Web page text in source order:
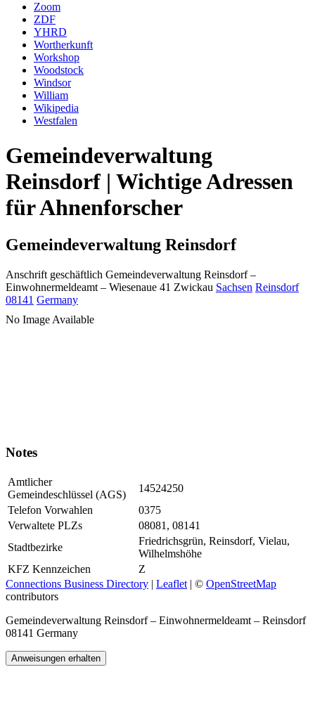
Zoom
ZDF
YHRD
Wortherkunft
Workshop
Woodstock
Windsor
William
Wikipedia
Westfalen
Gemeindeverwaltung
Reinsdorf | Wichtige Adressen
für Ahnenforscher
Gemeindeverwaltung Reinsdorf
Anschrift geschäftlich Gemeindeverwaltung Reinsdorf –
Einwohnermeldeamt – Wiesenaue 41 Zwickau Sachsen Reinsdorf
08141 Germany
No Image Available
Notes
Amtlicher
Gemeindeschlüssel (AGS)
14524250
Telefon Vorwahlen
0375
Verwaltete PLZs
08081, 08141
Stadtbezirke
Friedrichsgrün, Reinsdorf, Vielau,
Wilhelmshöhe
KFZ Kennzeichen
Z
Connections Business Directory | Leaflet | © OpenStreetMap
contributors
Gemeindeverwaltung Reinsdorf – Einwohnermeldeamt – Reinsdorf
08141 Germany
Anweisungen erhalten